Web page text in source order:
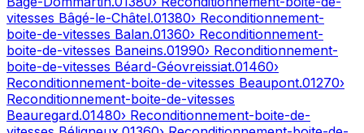
vitesses Bâgé-le-Châtel.01380› Reconditionnement-
boite-de-vitesses Balan.01360› Reconditionnement-
boite-de-vitesses Baneins.01990› Reconditionnement-
boite-de-vitesses Béard-Géovreissiat.01460›
Reconditionnement-boite-de-vitesses Beaupont.01270›
Reconditionnement-boite-de-vitesses
Beauregard.01480› Reconditionnement-boite-de-